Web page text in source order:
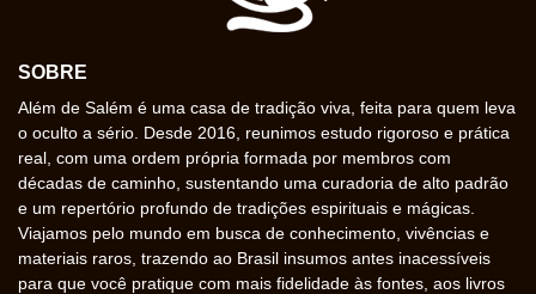
SOBRE
Além de Salém é uma casa de tradição viva, feita para quem leva
o oculto a sério. Desde 2016, reunimos estudo rigoroso e prática
real, com uma ordem própria formada por membros com
décadas de caminho, sustentando uma curadoria de alto padrão
e um repertório profundo de tradições espirituais e mágicas.
Viajamos pelo mundo em busca de conhecimento, vivências e
materiais raros, trazendo ao Brasil insumos antes inacessíveis
para que você pratique com mais fidelidade às fontes, aos livros